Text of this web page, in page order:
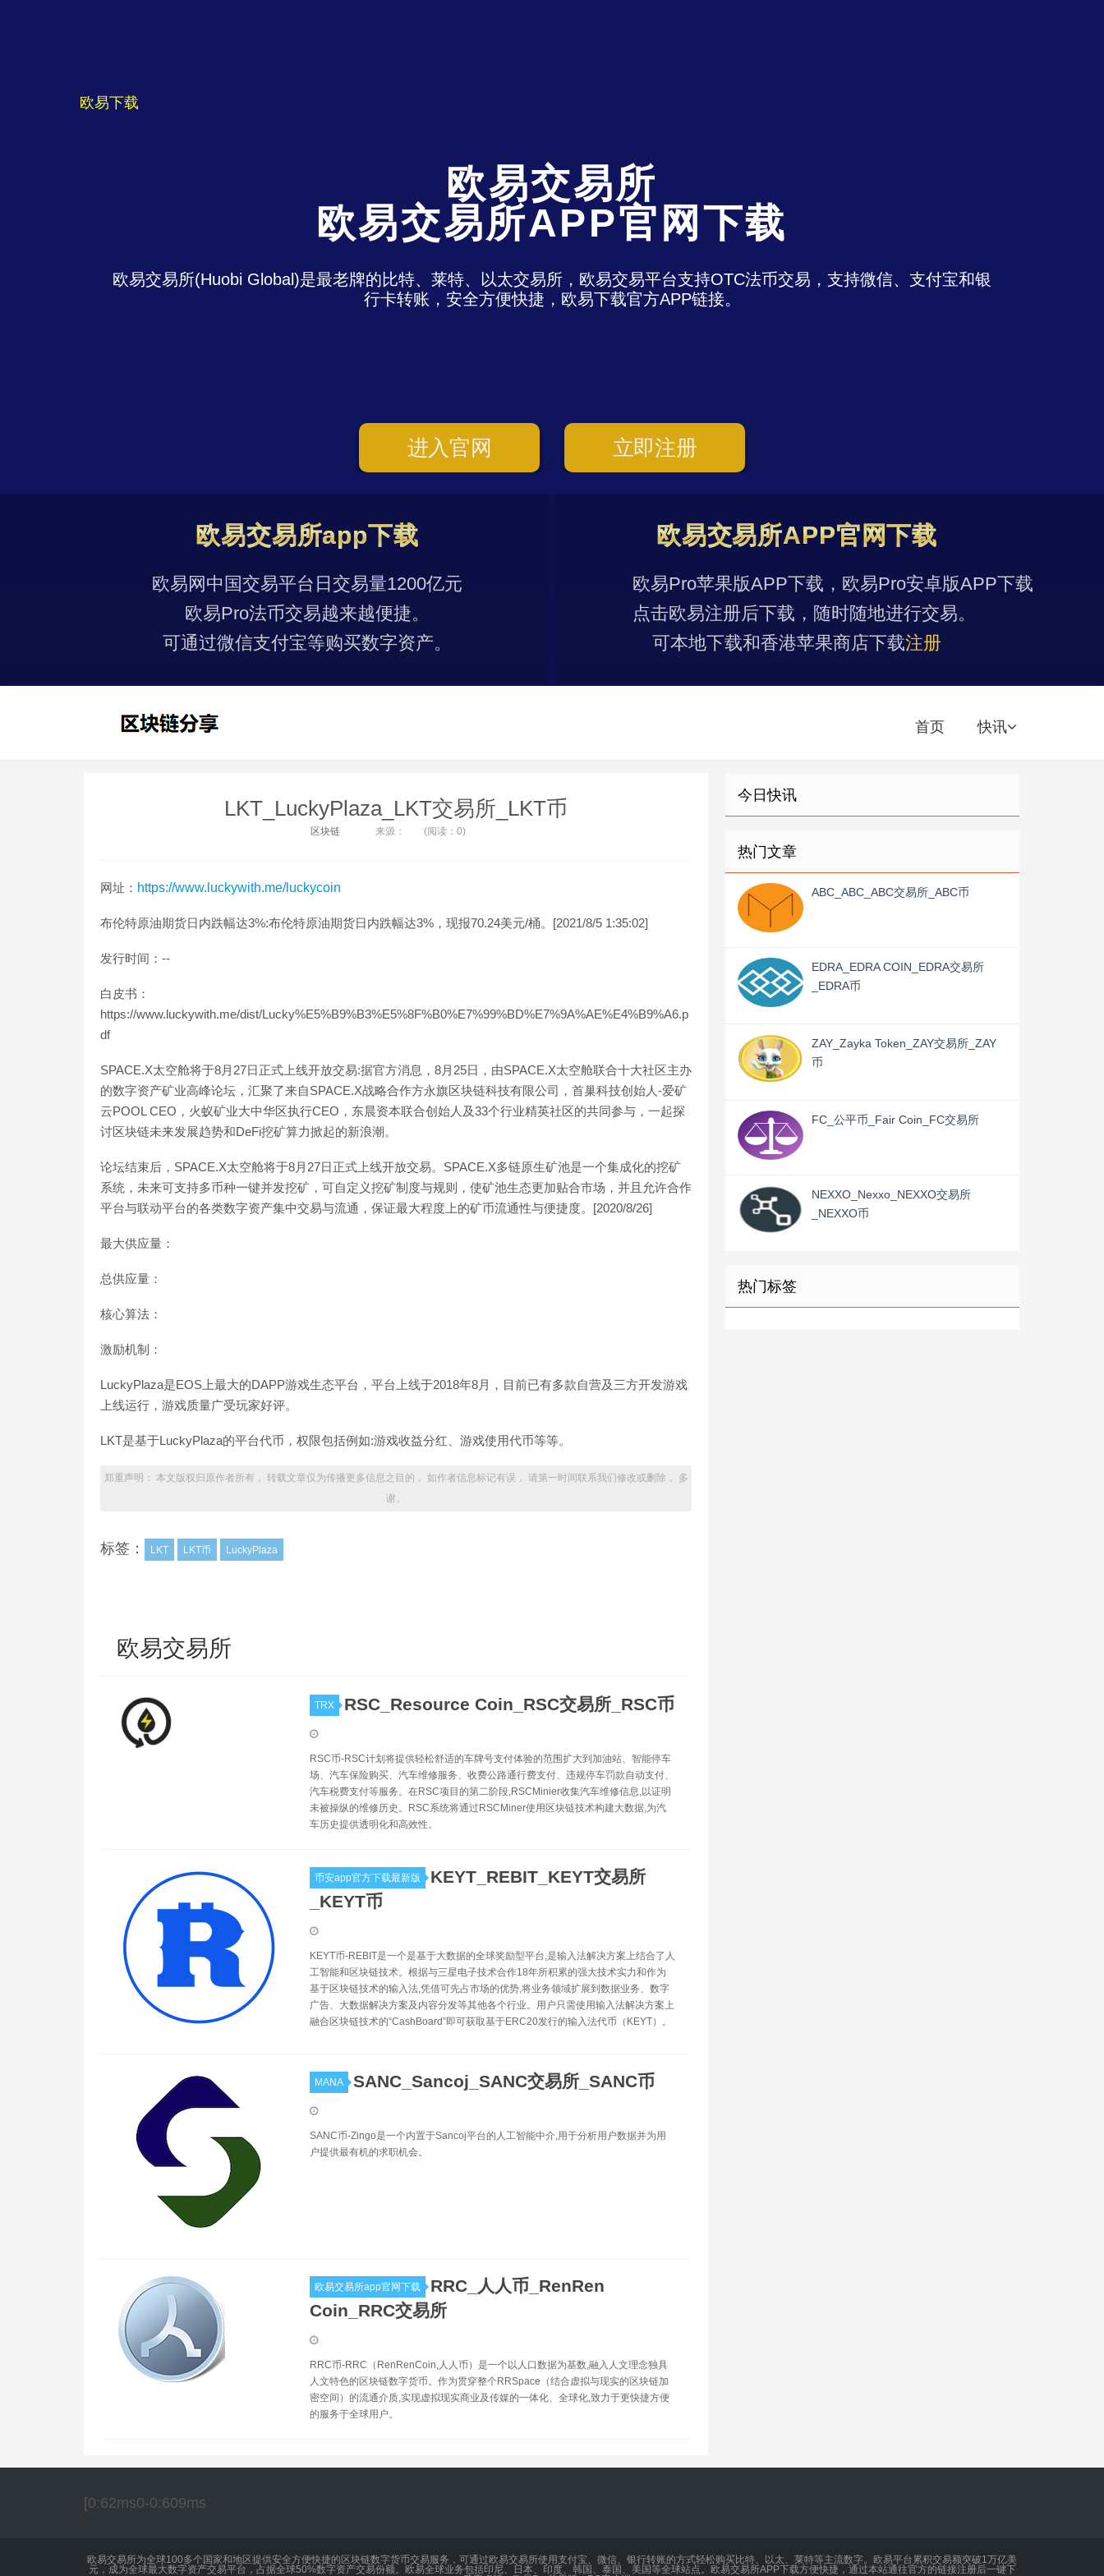
欧易下载
欧易交易所
欧易交易所APP官网下载
欧易交易所(Huobi Global)是最老牌的比特、莱特、以太交易所，欧易交易平台支持OTC法币交易，支持微信、支付宝和银
行卡转账，安全方便快捷，欧易下载官方APP链接。
进入官网 立即注册
欧易交易所app下载
欧易网中国交易平台日交易量1200亿元
欧易Pro法币交易越来越便捷。
可通过微信支付宝等购买数字资产。
欧易交易所APP官网下载
欧易Pro苹果版APP下载，欧易Pro安卓版APP下载
点击欧易注册后下载，随时随地进行交易。
可本地下载和香港苹果商店下载注册
首页 快讯
LKT_LuckyPlaza_LKT交易所_LKT币
区块链 来源： (阅读：0)
网址： https://www.luckywith.me/luckycoin
布伦特原油期货日内跌幅达3%:布伦特原油期货日内跌幅达3%，现报70.24美元/桶。[2021/8/5 1:35:02]
发行时间：--
白皮书：
https://www.luckywith.me/dist/Lucky%E5%B9%B3%E5%8F%B0%E7%99%BD%E7%9A%AE%E4%B9%A6.p
df
SPACE.X太空舱将于8月27日正式上线开放交易:据官方消息，8月25日，由SPACE.X太空舱联合十大社区主办
的数字资产矿业高峰论坛，汇聚了来自SPACE.X战略合作方永旗区块链科技有限公司，首巢科技创始人-爱矿
云POOL CEO，火蚁矿业大中华区执行CEO，东晨资本联合创始人及33个行业精英社区的共同参与，一起探
讨区块链未来发展趋势和DeFi挖矿算力掀起的新浪潮。
论坛结束后，SPACE.X太空舱将于8月27日正式上线开放交易。SPACE.X多链原生矿池是一个集成化的挖矿
系统，未来可支持多币种一键并发挖矿，可自定义挖矿制度与规则，使矿池生态更加贴合市场，并且允许合作
平台与联动平台的各类数字资产集中交易与流通，保证最大程度上的矿币流通性与便捷度。[2020/8/26]
最大供应量：
总供应量：
核心算法：
激励机制：
LuckyPlaza是EOS上最大的DAPP游戏生态平台，平台上线于2018年8月，目前已有多款自营及三方开发游戏
上线运行，游戏质量广受玩家好评。
LKT是基于LuckyPlaza的平台代币，权限包括例如:游戏收益分红、游戏使用代币等等。
郑重声明： 本文版权归原作者所有， 转载文章仅为传播更多信息之目的， 如作者信息标记有误， 请第一时间联系我们修改或删除， 多
谢。
标签： LKT LKT币 LuckyPlaza
欧易交易所
TRX RSC_Resource Coin_RSC交易所_RSC币
RSC币-RSC计划将提供轻松舒适的车牌号支付体验的范围扩大到加油站、智能停车
场、汽车保险购买、汽车维修服务、收费公路通行费支付、违规停车罚款自动支付、
汽车税费支付等服务。在RSC项目的第二阶段,RSCMinier收集汽车维修信息,以证明
未被操纵的维修历史。RSC系统将通过RSCMiner使用区块链技术构建大数据,为汽
车历史提供透明化和高效性。
币安app官方下载最新版
KEYT_REBIT_KEYT交易所
_KEYT币
KEYT币-REBIT是一个是基于大数据的全球奖励型平台,是输入法解决方案上结合了人
工智能和区块链技术。根据与三星电子技术合作18年所积累的强大技术实力和作为
基于区块链技术的输入法,凭借可先占市场的优势,将业务领域扩展到数据业务、数字
广告、大数据解决方案及内容分发等其他各个行业。用户只需使用输入法解决方案上
融合区块链技术的“CashBoard”即可获取基于ERC20发行的输入法代币（KEYT）。
MANA SANC_Sancoj_SANC交易所_SANC币
SANC币-Zingo是一个内置于Sancoj平台的人工智能中介,用于分析用户数据并为用
户提供最有机的求职机会。
欧易交易所app官网下载
RRC_人人币_RenRen
Coin_RRC交易所
RRC币-RRC（RenRenCoin,人人币）是一个以人口数据为基数,融入人文理念独具
人文特色的区块链数字货币。作为贯穿整个RRSpace（结合虚拟与现实的区块链加
密空间）的流通介质,实现虚拟现实商业及传媒的一体化、全球化,致力于更快捷方便
的服务于全球用户。
今日快讯
热门文章
ABC_ABC_ABC交易所_ABC币
EDRA_EDRA COIN_EDRA交易所
_EDRA币
ZAY_Zayka Token_ZAY交易所_ZAY
币
FC_公平币_Fair Coin_FC交易所
NEXXO_Nexxo_NEXXO交易所
_NEXXO币
热门标签
[0:62ms0-0:609ms
欧易交易所为全球100多个国家和地区提供安全方便快捷的区块链数字货币交易服务，可通过欧易交易所使用支付宝、微信、银行转账的方式轻松购买比特、以太、莱特等主流数字。欧易平台累积交易额突破1万亿美
元，成为全球最大数字资产交易平台，占据全球50%数字资产交易份额。欧易全球业务包括印尼、日本、印度、韩国、泰国、美国等全球站点。欧易交易所APP下载方便快捷，通过本站通往官方的链接注册后一键下